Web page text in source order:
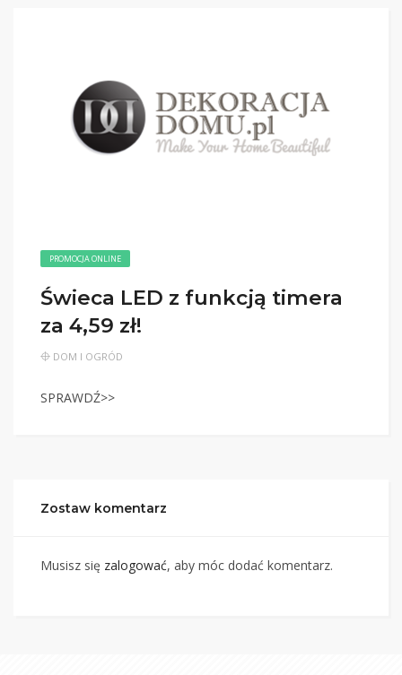
PROMOCJA ONLINE
Świeca LED z funkcją timera
za 4,59 zł!
DOM I OGRÓD
SPRAWDŹ>>
Zostaw komentarz
Musisz się zalogować, aby móc dodać komentarz.